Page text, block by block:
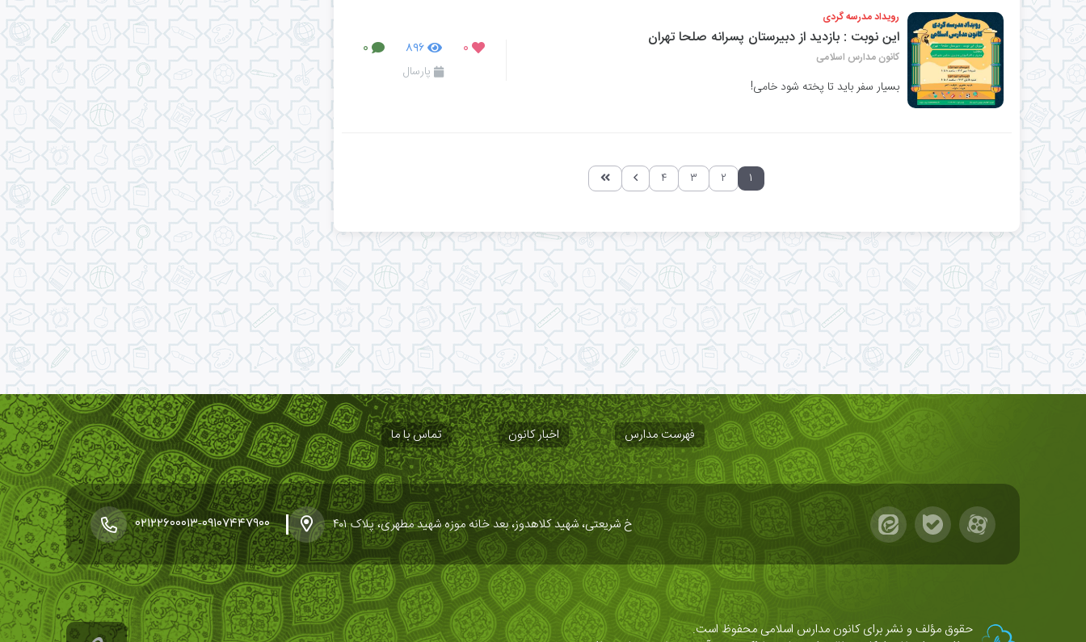
رویداد مدرسه گردی
این نوبت : بازدید از دبیرستان پسرانه صلحا تهران
کانون مدارس اسلامی
بسیار سفر باید تا پخته شود خامی!
۰ ۸۹۶ ۰
پارسال
۱ ۲ ۳ ۴
فهرست مدارس اخبار کانون تماس با ما
خ شریعتی، شهید کلاهدوز، بعد خانه موزه شهید مطهری، پلاک ۴۰۱ ۰۹۱۰۷۴۴۷۹۰۰-۰۲۱۲۲۶۰۰۰۱۳
حقوق مؤلف و نشر برای کانون مدارس اسلامی محفوظ است.